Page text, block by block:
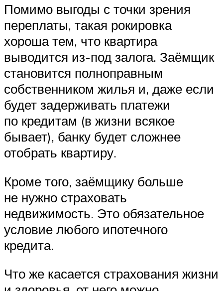
Помимо выгоды с точки зрения
переплаты, такая рокировка
хороша тем, что квартира
выводится из-под залога. Заёмщик
становится полноправным
собственником жилья и, даже если
будет задерживать платежи
по кредитам (в жизни всякое
бывает), банку будет сложнее
отобрать квартиру.
Кроме того, заёмщику больше
не нужно страховать
недвижимость. Это обязательное
условие любого ипотечного
кредита.
Что же касается страхования жизни